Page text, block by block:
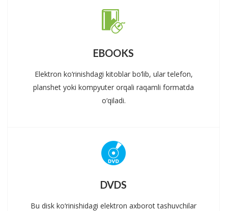
EBOOKS
Elektron ko‘rinishdagi kitoblar bo‘lib, ular telefon,
planshet yoki kompyuter orqali raqamli formatda
o‘qiladi.
DVDS
Bu disk ko‘rinishidagi elektron axborot tashuvchilar